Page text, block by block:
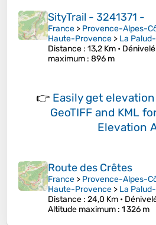
SityTrail - 3241371 -
France > Provence-Alpes-
Haute-Provence > La
Distance : 13,2 Km •
maximum : 896 m
👉 Easily get
GeoTIFF and KML
Elevation
Route des Crêtes
France > Provence-Alpes-
Haute-Provence > La
Distance : 24,0 Km •
Altitude maximum : 1 326 m